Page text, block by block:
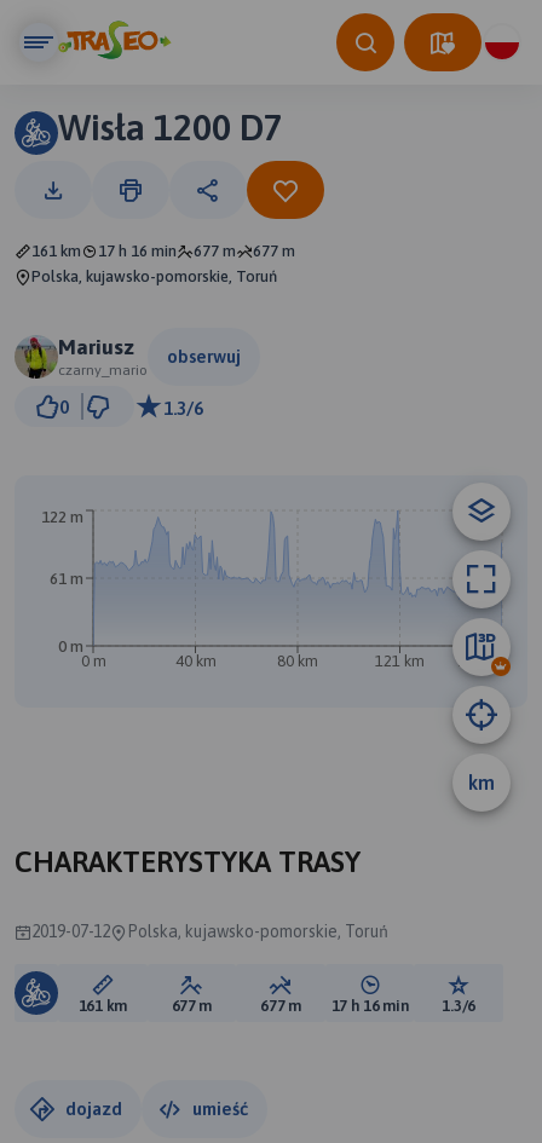
Wisła 1200 D7
161 km 17 h 16 min 677 m
677 m
Polska, kujawsko-pomorskie, Toruń
Mariusz
czarny_mario
obserwuj
0 1.3/6
km
0 m 40 km 80 km 121 km 161 km
0 m
61 m
122 m
CHARAKTERYSTYKA TRASY
2019-07-12 Polska, kujawsko-pomorskie, Toruń
Długość trasy:
161 km Suma przewyższeń:
677 m Suma spadków:
677 m Średni czas potrzebny
17 h 16 min Ocena
1.3/6
dojazd umieść